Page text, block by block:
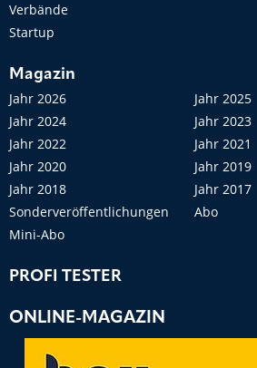
Verbände
Startup
Magazin
Jahr 2026
Jahr 2025
Jahr 2024
Jahr 2023
Jahr 2022
Jahr 2021
Jahr 2020
Jahr 2019
Jahr 2018
Jahr 2017
Sonderveröffentlichungen
Abo
Mini-Abo
PROFI TESTER
ONLINE-MAGAZIN